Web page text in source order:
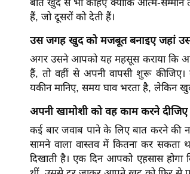
बात खुद से भी कहिए क्योंकि आत्म-
हैं, जो दूसरों को देती हैं।
उस जगह खुद को मजबूत बनाइए जहां
अगर उसने आपको यह महसूस कराया कि आप
हैं, तो वहीं से अपनी वापसी शुरू
यकीन मानिए, समय घाव भरता है, लेकिन
अपनी खामोशी को वह काम करने
कई बार जवाब पाने के लिए बात करने की
सामने वाला वास्तव में कितना कर
दिखाती है। एक दिन आपको एहसास